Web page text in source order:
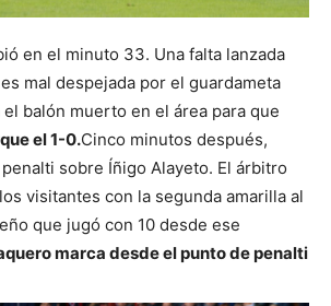
en el minuto 33. Una falta lanzada
mal despejada por el guardameta
balón muerto en el área para que
el 1-0.Cinco minutos después,
sobre Íñigo Alayeto. El árbitro
visitantes con la segunda amarilla al
que jugó con 10 desde ese
marca desde el punto de penalti